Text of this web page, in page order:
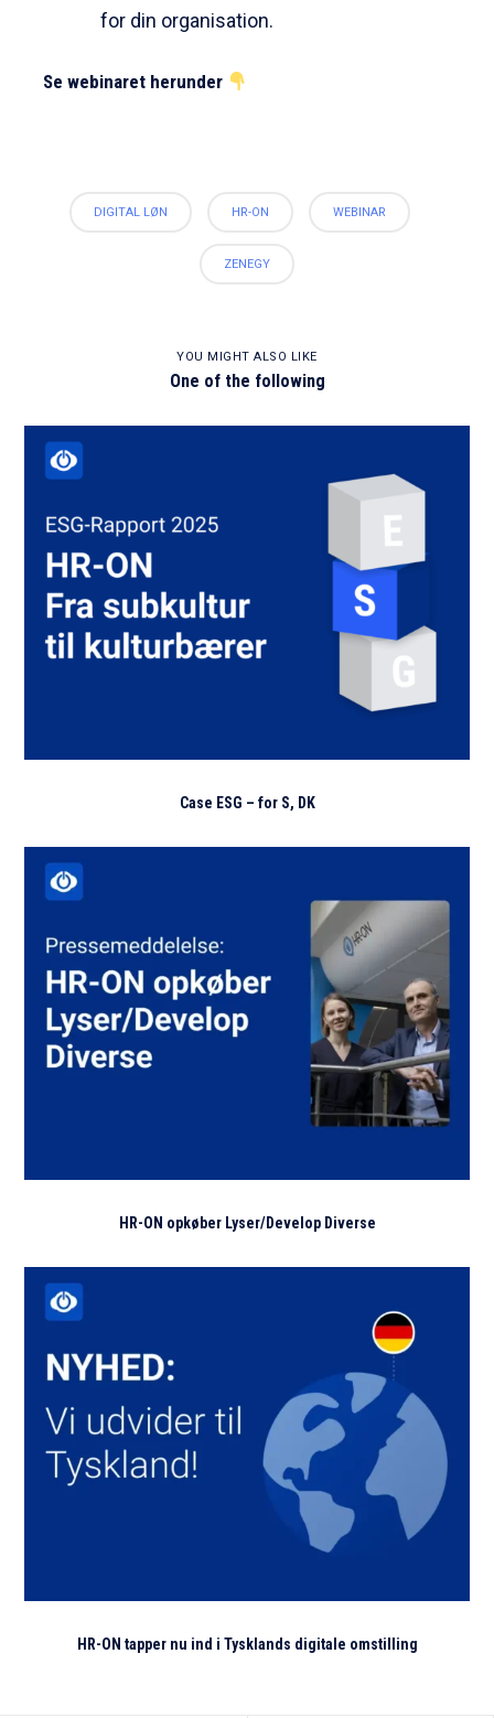
for din organisation.
Se webinaret herunder
DIGITAL LØN HR-ON WEBINAR
ZENEGY
YOU MIGHT ALSO LIKE
One of the following
Case ESG – for S, DK
HR-ON opkøber Lyser/Develop Diverse
HR-ON tapper nu ind i Tysklands digitale omstilling